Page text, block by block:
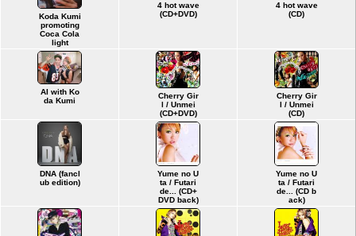
Koda Kumi
promoting
Coca Cola
light
4 hot wave
(CD+DVD)
4 hot wave
(CD)
AI with Ko
da Kumi
Cherry Gir
l / Unmei
(CD+DVD)
Cherry Gir
l / Unmei
(CD)
DNA (fancl
ub edition)
Yume no U
ta / Futari
de... (CD+
DVD back)
Yume no U
ta / Futari
de... (CD b
ack)